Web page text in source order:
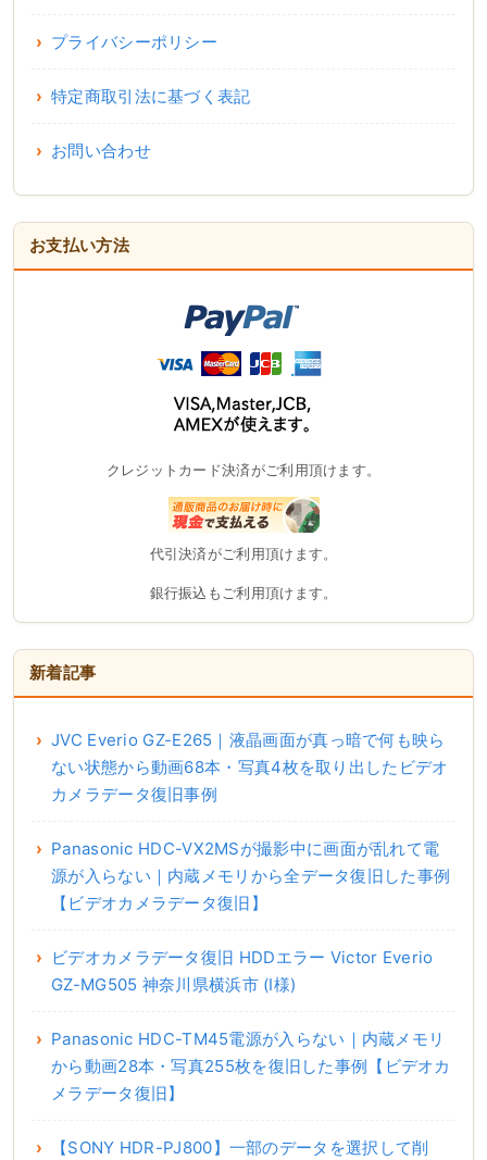
プライバシーポリシー
特定商取引法に基づく表記
お問い合わせ
お支払い方法
クレジットカード決済がご利用頂けます。
代引決済がご利用頂けます。
銀行振込もご利用頂けます。
新着記事
JVC Everio GZ-E265｜液晶画面が真っ暗で何も映ら
ない状態から動画68本・写真4枚を取り出したビデオ
カメラデータ復旧事例
Panasonic HDC-VX2MSが撮影中に画面が乱れて電
源が入らない｜内蔵メモリから全データ復旧した事例
【ビデオカメラデータ復旧】
ビデオカメラデータ復旧 HDDエラー Victor Everio
GZ-MG505 神奈川県横浜市 (I様)
Panasonic HDC-TM45電源が入らない｜内蔵メモリ
から動画28本・写真255枚を復旧した事例【ビデオカ
メラデータ復旧】
【SONY HDR-PJ800】一部のデータを選択して削